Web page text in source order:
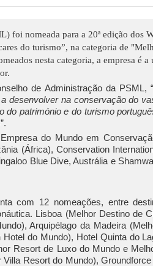
foi nomeada para a 20ª edição dos
do turismo”, na categoria de
nesta categoria, a empresa é a
de Administração da PSML, “
desenvolver na conservação do
do património e do turismo
”.
do Mundo em
(África), Conservation
Blue Dive, Austrália e
com 12 nomeações, entre
Lisboa (Melhor Destino de
Arquipélago da Madeira
Hoteldo Mundo), Hotel Quinta do
Resort de Luxo do Mundo e
Resort do Mundo),